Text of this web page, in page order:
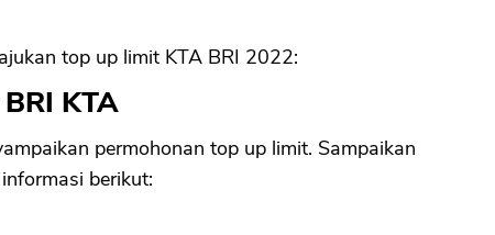
top up limit KTA BRI 2022:
KTA
permohonan top up limit. Sampaikan
berikut: